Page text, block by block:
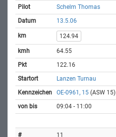
Schelm Thomas
13.5.06
124.94
64.55
122.16
Lanzen Turnau
OE-0961, 15 (ASW 15)
09:04 - 11:00
11